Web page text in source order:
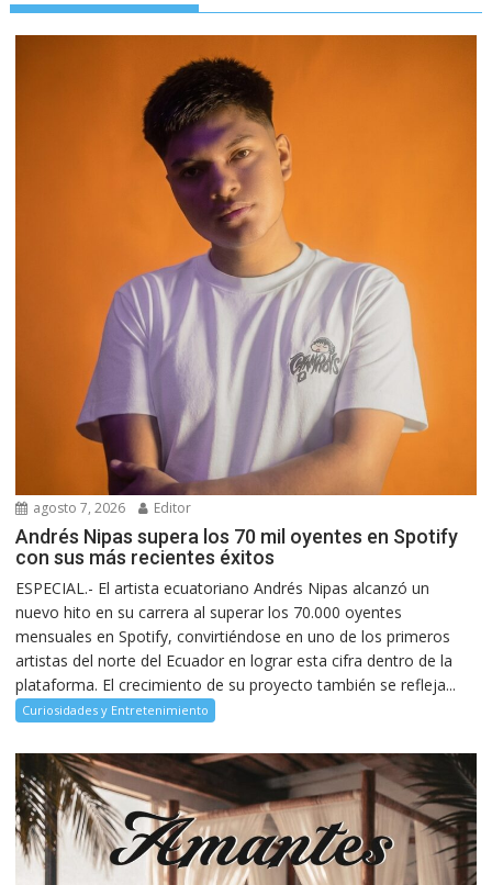
agosto 7, 2026 Editor
Andrés Nipas supera los 70 mil oyentes en Spotify
con sus más recientes éxitos
ESPECIAL.- El artista ecuatoriano Andrés Nipas alcanzó un
nuevo hito en su carrera al superar los 70.000 oyentes
mensuales en Spotify, convirtiéndose en uno de los primeros
artistas del norte del Ecuador en lograr esta cifra dentro de la
plataforma. El crecimiento de su proyecto también se refleja...
Curiosidades y Entretenimiento